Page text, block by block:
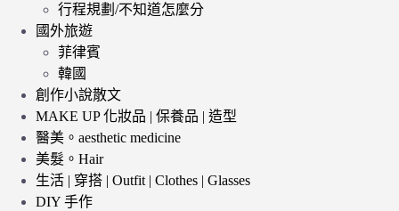
行程規劃/不知道怎麼分
國外旅遊
菲律賓
韓國
創作小說散文
MAKE UP 化妝品 | 保養品 | 造型
醫美。aesthetic medicine
美髮。Hair
生活 | 穿搭 | Outfit | Clothes | Glasses
DIY 手作